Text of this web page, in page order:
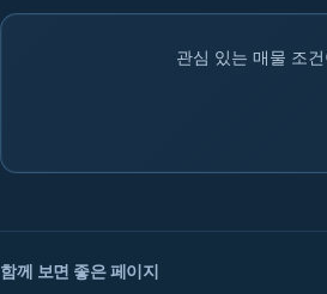
관심 있는 매물 조
함께 보면 좋은 페이지